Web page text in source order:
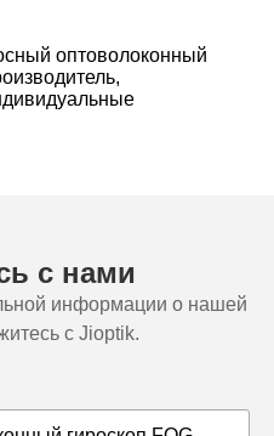
оптоволоконный
с нами
информации о нашей
с Jioptik.